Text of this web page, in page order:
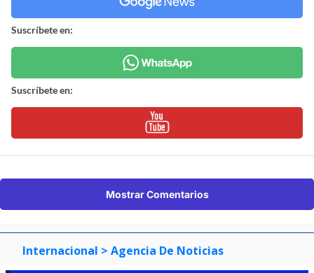
Suscríbete en:
Suscríbete en:
Mostrar Comentarios
Internacional > Agencia De Noticias